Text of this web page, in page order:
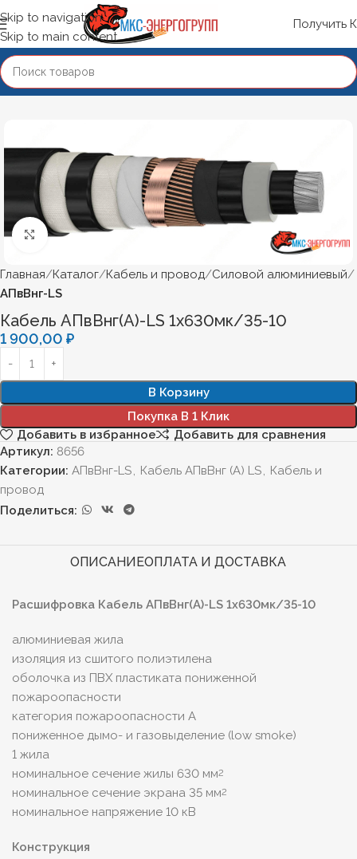
Skip to navigation
Skip to main content
Получить
Нажмите, чтобы увеличить
Главная Каталог Кабель и провод Силовой алюминиевый
АПвВнг-LS
Кабель АПвВнг(А)-LS 1х630мк/35-10
1 900,00 ₽
В Корзину
Покупка В 1 Клик
Добавить в избранное
Добавить для сравнения
Артикул: 8656
Категории: АПвВнг-LS, Кабель АПвВнг (А) LS, Кабель и
провод
Поделиться:
ОПИСАНИЕОПЛАТА И ДОСТАВКА
Расшифровка Кабель АПвВнг(А)-LS 1х630мк/35-10
алюминиевая жила
изоляция из сшитого полиэтилена
оболочка из ПВХ пластиката пониженной
пожароопасности
категория пожароопасности A
пониженное дымо- и газовыделение (low smoke)
1 жила
номинальное сечение жилы 630 мм2
номинальное сечение экрана 35 мм2
номинальное напряжение 10 кВ
Конструкция